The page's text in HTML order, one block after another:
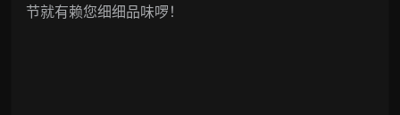
节就有赖您细细品味啰！